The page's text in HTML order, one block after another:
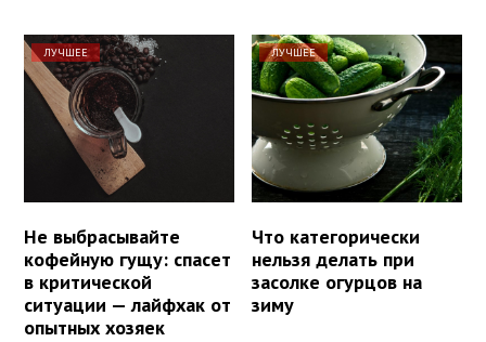
ЛУЧШЕЕ
Не выбрасывайте
кофейную гущу: спасет
в критической
ситуации — лайфхак от
опытных хозяек
ЛУЧШЕЕ
Что категорически
нельзя делать при
засолке огурцов на
зиму